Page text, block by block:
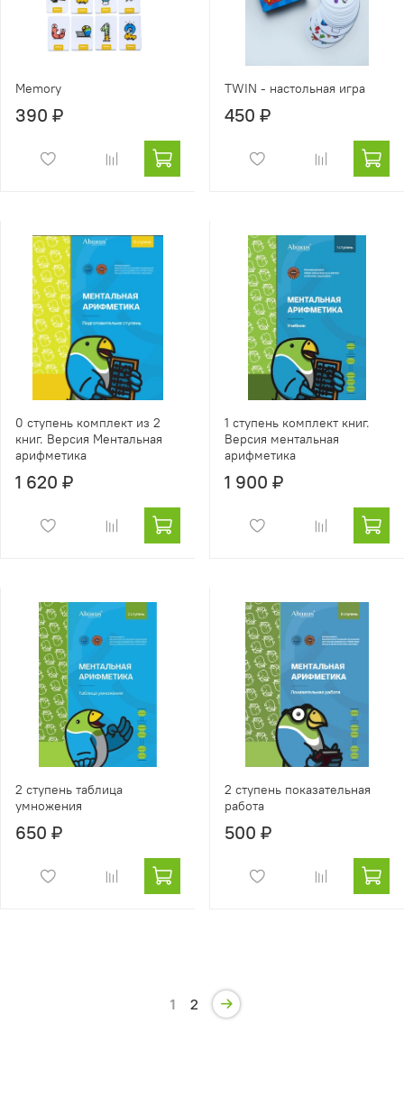
Memory
390 ₽
TWIN - настольная игра
450 ₽
0 ступень комплект из 2
книг. Версия Ментальная
арифметика
1 620 ₽
1 ступень комплект книг.
Версия ментальная
арифметика
1 900 ₽
2 ступень таблица
умножения
650 ₽
2 ступень показательная
работа
500 ₽
1 2